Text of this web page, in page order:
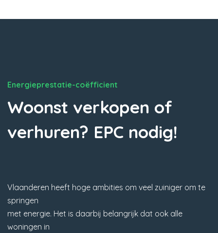
Energieprestatie-coëfficient
Woonst verkopen of
verhuren? EPC nodig!
Vlaanderen heeft hoge ambities om veel zuiniger om te
springen
met energie. Het is daarbij belangrijk dat ook alle
woningen in